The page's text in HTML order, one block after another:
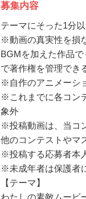
募集内容
テーマにそった1分
※動画の真実性を損
BGMを加えた作品
で著作権を管理でき
※自作のアニメーシ
※これまでに各コン
象外
※投稿動画は、当コ
他のコンテストやマ
※投稿する応募者本
※未成年者は保護者
【テーマ】
わたしの素敵ムービ